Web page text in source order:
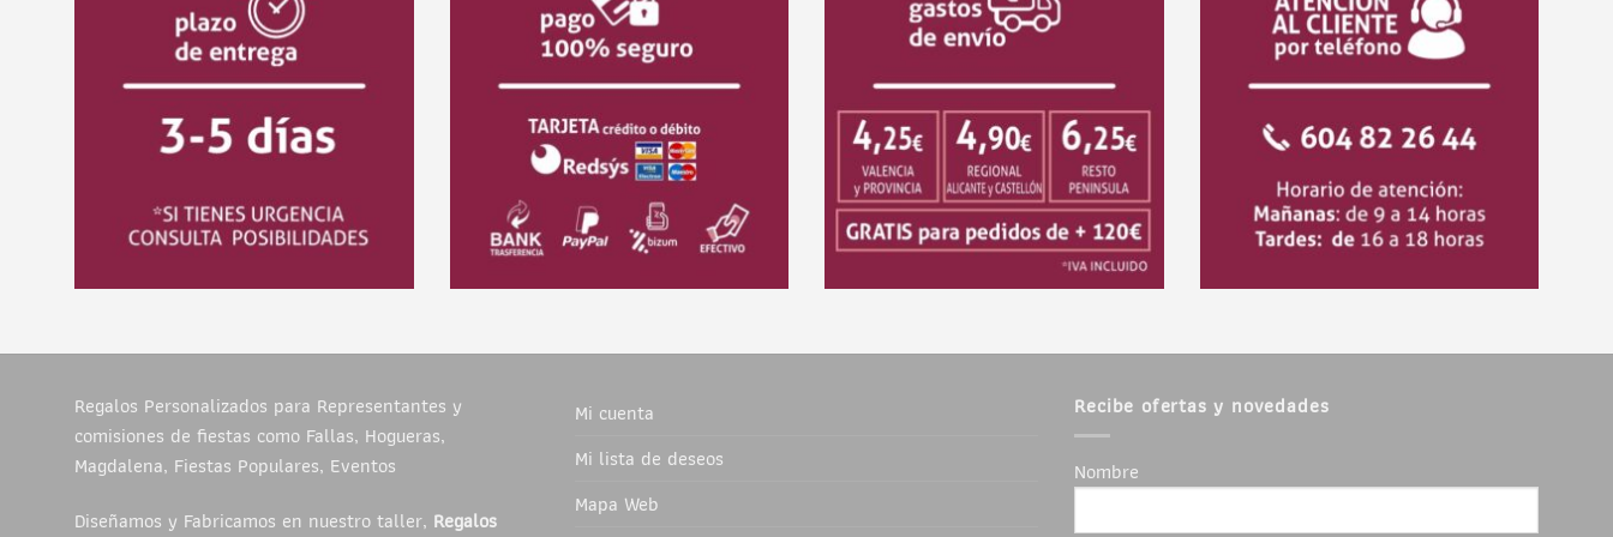
Regalos Personalizados para Representantes y
comisiones de fiestas como Fallas, Hogueras,
Magdalena, Fiestas Populares, Eventos
Diseñamos y Fabricamos en nuestro taller, Regalos
Mi cuenta
Mi lista de deseos
Mapa Web
Recibe ofertas y novedades
Nombre